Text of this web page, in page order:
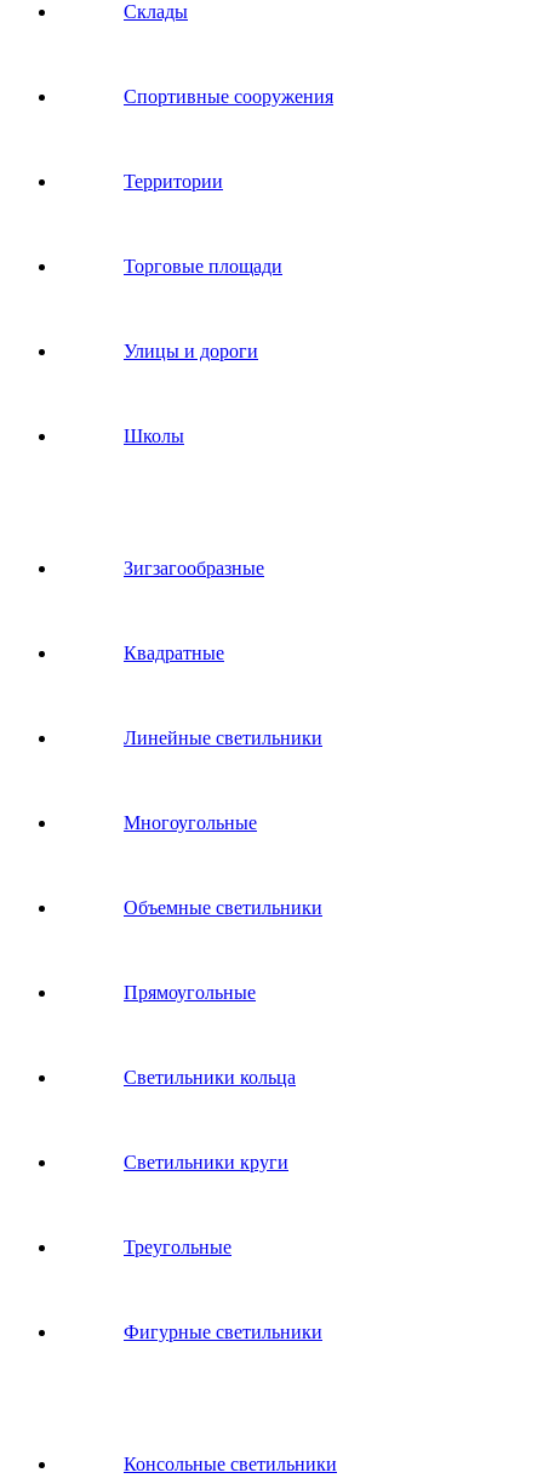
Склады
Спортивные сооружения
Территории
Торговые площади
Улицы и дороги
Школы
Зигзагообразные
Квадратные
Линейные светильники
Многоугольные
Объемные светильники
Прямоугольные
Светильники кольца
Светильники круги
Треугольные
Фигурные светильники
Консольные светильники